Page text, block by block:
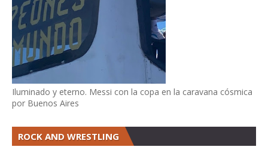
Iluminado y eterno. Messi con la copa en la caravana cósmica
por Buenos Aires
ROCK AND WRESTLING